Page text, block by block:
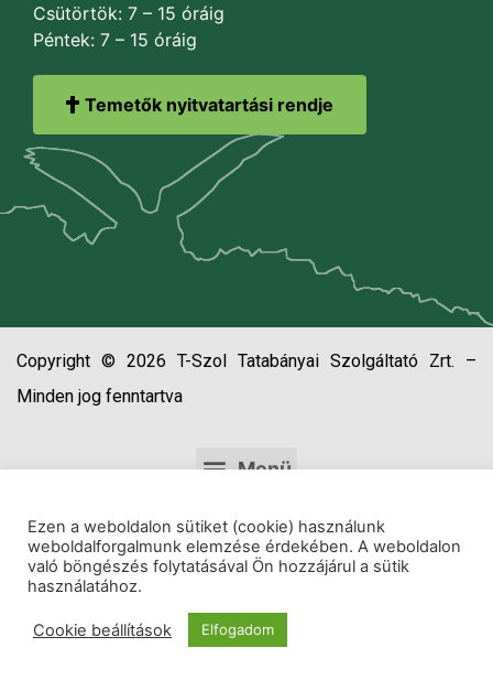
Csütörtök: 7 – 15 óráig
Péntek: 7 – 15 óráig
Temetők nyitvatartási rendje
Copyright © 2026 T-Szol Tatabányai Szolgáltató Zrt. –
Minden jog fenntartva
Ezen a weboldalon sütiket (cookie) használunk
weboldalforgalmunk elemzése érdekében. A weboldalon
való böngészés folytatásával Ön hozzájárul a sütik
használatához.
Cookie beállítások Elfogadom